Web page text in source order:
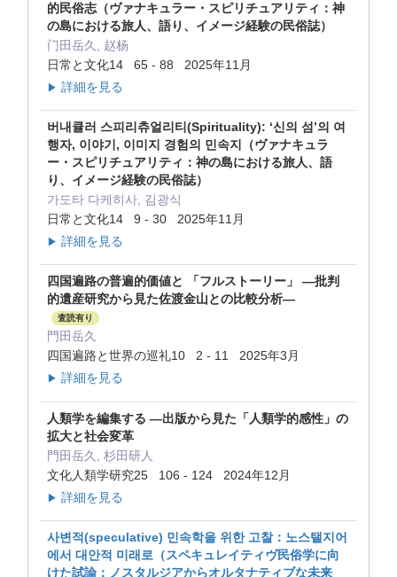
的民俗志（ヴァナキュラー・スピリチュアリティ：神
の島における旅人、語り、イメージ経験の民俗誌）
门田岳久, 赵杨
日常と文化14 65 - 88 2025年11月
▶ 詳細を見る
버내큘러 스피리츄얼리티(Spirituality): ‘신의 섬’의 여
행자, 이야기, 이미지 경험의 민속지（ヴァナキュラ
ー・スピリチュアリティ：神の島における旅人、語
り、イメージ経験の民俗誌）
가도타 다케히사, 김광식
日常と文化14 9 - 30 2025年11月
▶ 詳細を見る
四国遍路の普遍的価値と 「フルストーリー」 ―批判
的遺産研究から見た佐渡金山との比較分析―
査読有り
門田岳久
四国遍路と世界の巡礼10 2 - 11 2025年3月
▶ 詳細を見る
人類学を編集する ―出版から見た「人類学的感性」の
拡大と社会変革
門田岳久, 杉田研人
文化人類学研究25 106 - 124 2024年12月
▶ 詳細を見る
사변적(speculative) 민속학을 위한 고찰：노스탤지어
에서 대안적 미래로（スペキュレイティヴ民俗学に向
けた試論：ノスタルジアからオルタナティブな未来